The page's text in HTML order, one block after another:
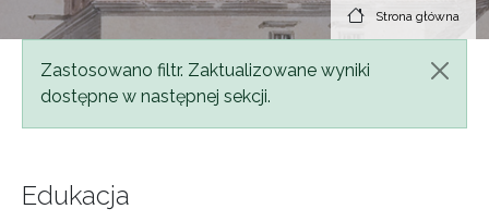
Strona główna
Komunikat
Zastosowano filtr. Zaktualizowane wyniki
dostępne w następnej sekcji.
Edukacja